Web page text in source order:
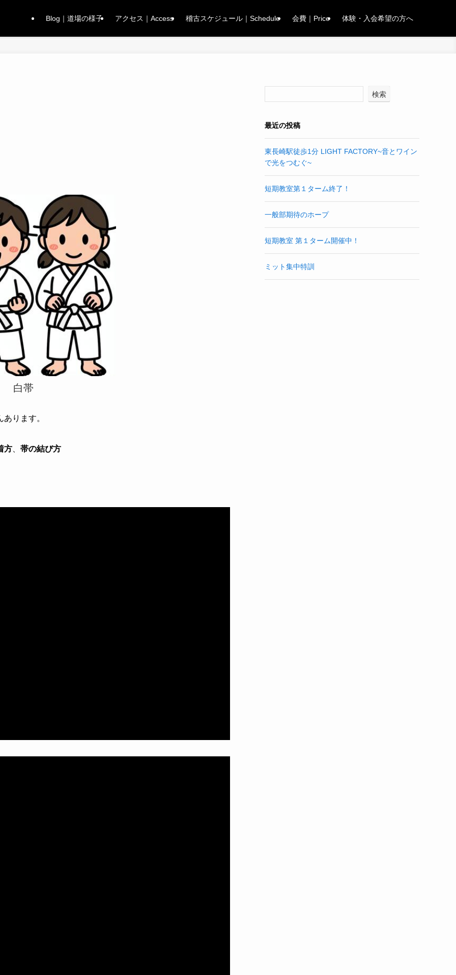
Blog｜道場の様子 アクセス｜Access 稽古スケジュール｜Schedule 会費｜Price 体験・入会希望の方へ
白帯
ります。
方 帯の結び方
検索
最近の投稿
東長崎駅徒歩1分 LIGHT FACTORY~音とワイン
で光をつむぐ~
短期教室第１ターム終了！
一般部期待のホープ
短期教室 第１ターム開催中！
ミット集中特訓